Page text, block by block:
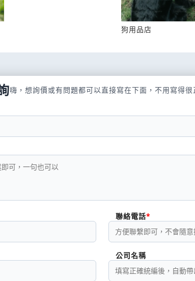
狗用品店
嗨，想詢價或有問題都可以直接寫在下面，不用寫得
聯絡電話
公司名稱